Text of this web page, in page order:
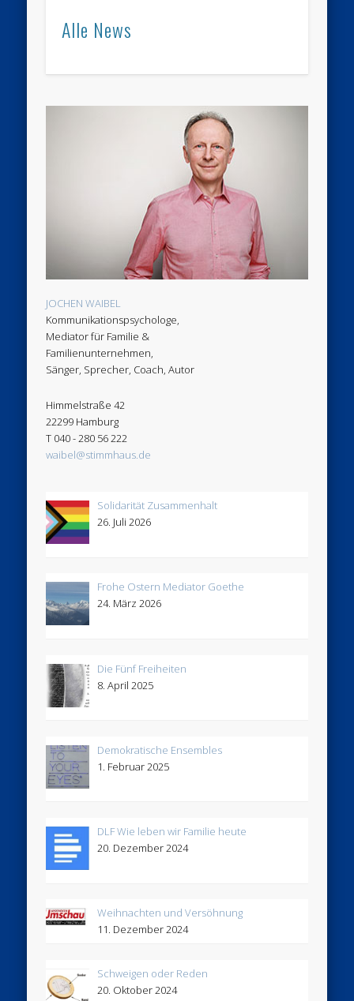
Alle News
JOCHEN WAIBEL
Kommunikationspsychologe,
Mediator für Familie &
Familienunternehmen,
Sänger, Sprecher, Coach, Autor
Himmelstraße 42
22299 Hamburg
T 040 - 280 56 222
waibel@stimmhaus.de
Solidarität Zusammenhalt
26. Juli 2026
Frohe Ostern Mediator Goethe
24. März 2026
Die Fünf Freiheiten
8. April 2025
Demokratische Ensembles
1. Februar 2025
DLF Wie leben wir Familie heute
20. Dezember 2024
Weihnachten und Versöhnung
11. Dezember 2024
Schweigen oder Reden
20. Oktober 2024